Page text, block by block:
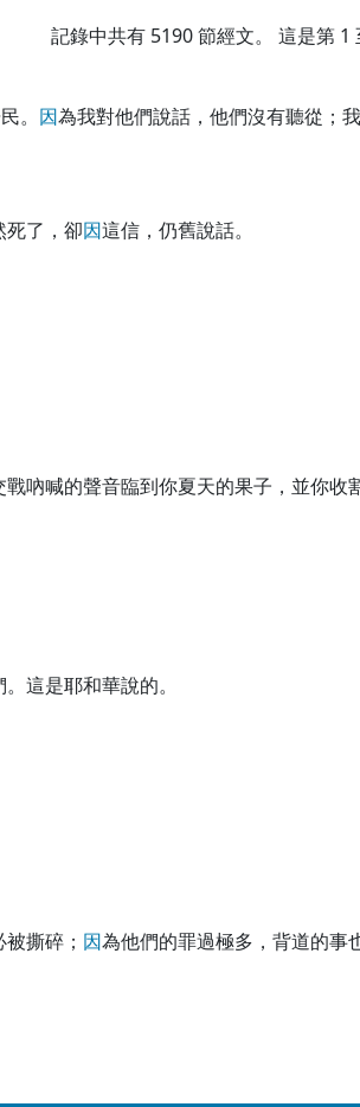
記錄中共有 5190節經文。 這是第 1
。 因為我對他們說話，他們沒有聽從；
了，卻因這信，仍舊說話。
戰吶喊的聲音臨到你夏天的果子，並你收
這是耶和華說的。
撕碎； 因為他們的罪過極多，背道的事